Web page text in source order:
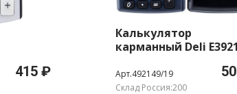
415 ₽
Калькулятор
карманный Deli
Арт.492149/19
Склад Россия:200